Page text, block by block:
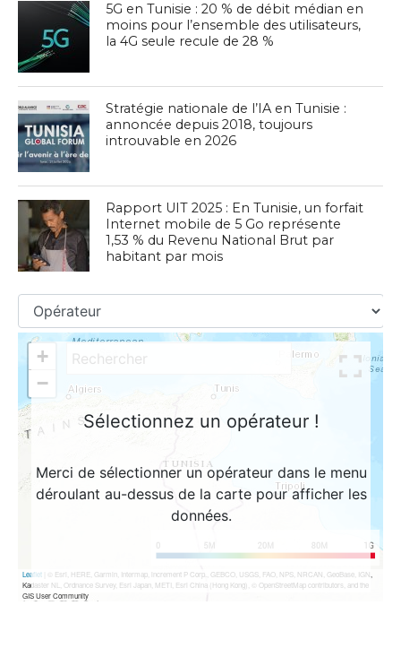
5G en Tunisie : 20 % de débit médian en
moins pour l’ensemble des utilisateurs,
la 4G seule recule de 28 %
Stratégie nationale de l’IA en Tunisie :
annoncée depuis 2018, toujours
introuvable en 2026
Rapport UIT 2025 : En Tunisie, un forfait
Internet mobile de 5 Go représente
1,53 % du Revenu National Brut par
habitant par mois